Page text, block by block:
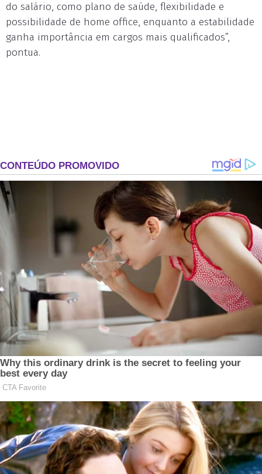
do salário, como plano de saúde, flexibilidade e
possibilidade de home office, enquanto a estabilidade
ganha importância em cargos mais qualificados”,
pontua.